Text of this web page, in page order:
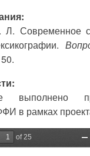
Современное
выполнено
в рамках